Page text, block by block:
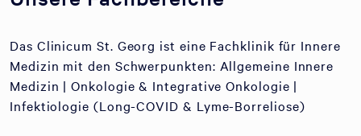
Das Clinicum St. Georg ist eine Fachklinik für Innere
Medizin mit den Schwerpunkten: Allgemeine Innere
Medizin | Onkologie & Integrative Onkologie |
Infektiologie (Long-COVID & Lyme-Borreliose)